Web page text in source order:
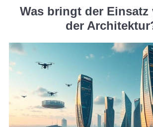
Was bringt der Einsatz
der